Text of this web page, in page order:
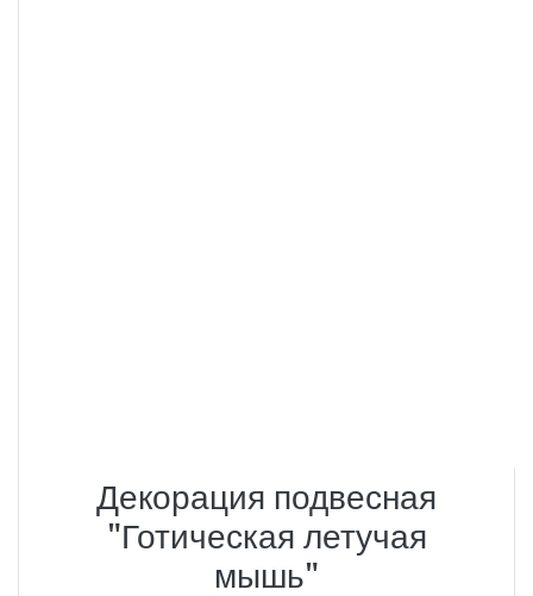
Декорация подвесная
"Готическая летучая
мышь"